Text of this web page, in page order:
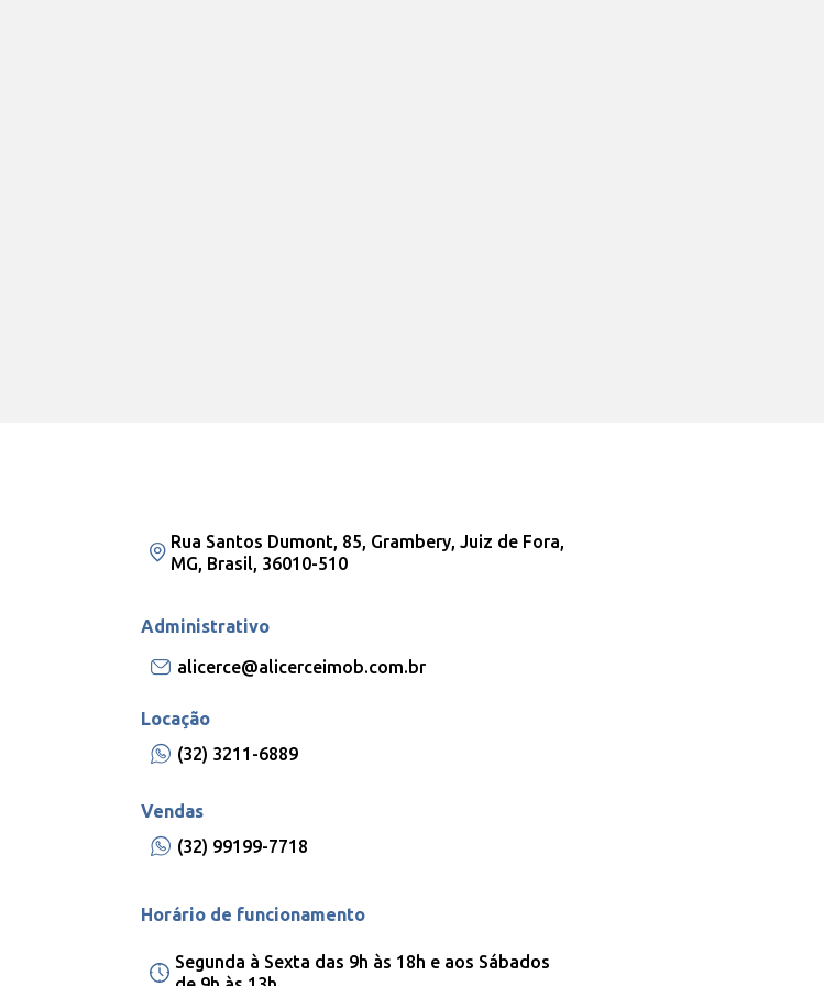
Rua Santos Dumont, 85, Grambery, Juiz de Fora,
MG, Brasil, 36010-510
Administrativo
alicerce@alicerceimob.com.br
Locação
(32) 3211-6889
Vendas
(32) 99199-7718
Horário de funcionamento
Segunda à Sexta das 9h às 18h e aos Sábados